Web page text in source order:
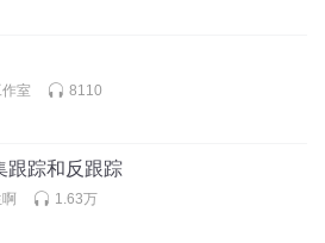
室 8110
跟踪和反跟踪
1.63万